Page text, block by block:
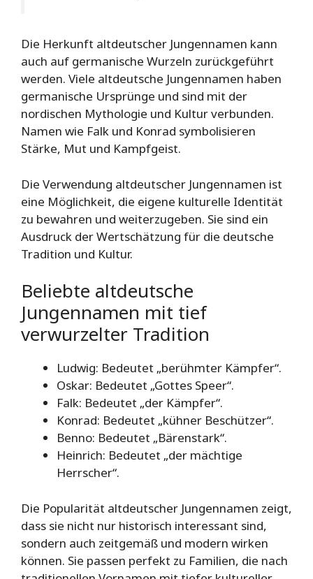
Die Herkunft altdeutscher Jungennamen kann
auch auf germanische Wurzeln zurückgeführt
werden. Viele altdeutsche Jungennamen haben
germanische Ursprünge und sind mit der
nordischen Mythologie und Kultur verbunden.
Namen wie Falk und Konrad symbolisieren
Stärke, Mut und Kampfgeist.
Die Verwendung altdeutscher Jungennamen ist
eine Möglichkeit, die eigene kulturelle Identität
zu bewahren und weiterzugeben. Sie sind ein
Ausdruck der Wertschätzung für die deutsche
Tradition und Kultur.
Beliebte altdeutsche
Jungennamen mit tief
verwurzelter Tradition
Ludwig: Bedeutet „berühmter Kämpfer“.
Oskar: Bedeutet „Gottes Speer“.
Falk: Bedeutet „der Kämpfer“.
Konrad: Bedeutet „kühner Beschützer“.
Benno: Bedeutet „Bärenstark“.
Heinrich: Bedeutet „der mächtige
Herrscher“.
Die Popularität altdeutscher Jungennamen zeigt,
dass sie nicht nur historisch interessant sind,
sondern auch zeitgemäß und modern wirken
können. Sie passen perfekt zu Familien, die nach